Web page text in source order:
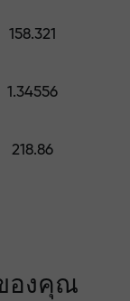
158.321
1.34556
218.86
องคุณ